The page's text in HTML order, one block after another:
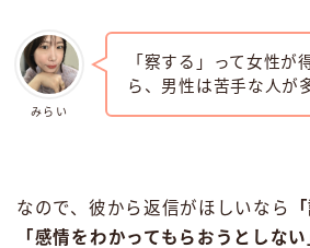
みらい
「察する」って女性が
ら、男性は苦手な人が
なので、彼から返信がほしいなら
「感情をわかってもらおうとしない